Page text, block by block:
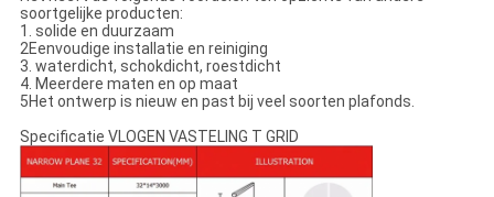
soortgelijke producten:
1. solide en duurzaam
2Eenvoudige installatie en reiniging
3. waterdicht, schokdicht, roestdicht
4. Meerdere maten en op maat
5Het ontwerp is nieuw en past bij veel soorten plafonds.
Specificatie VLOGEN VASTELING T GRID